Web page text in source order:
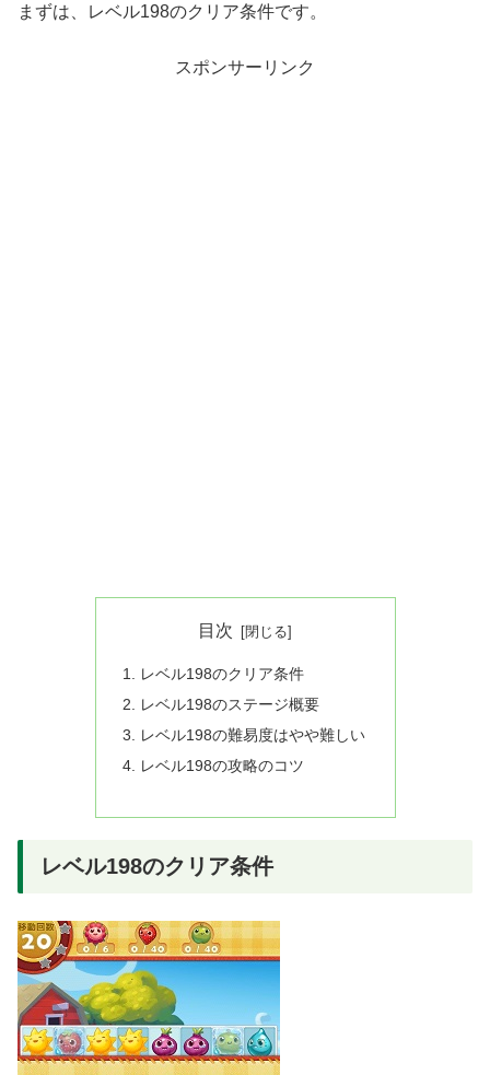
まずは、レベル198のクリア条件です。
スポンサーリンク
目次
レベル198のクリア条件
レベル198のステージ概要
レベル198の難易度はやや難しい
レベル198の攻略のコツ
レベル198のクリア条件